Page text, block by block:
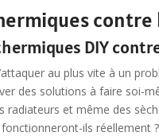
contre
DIY
au plus vite à un
des solutions à faire soi-
radiateurs et même des
ils réellement ?